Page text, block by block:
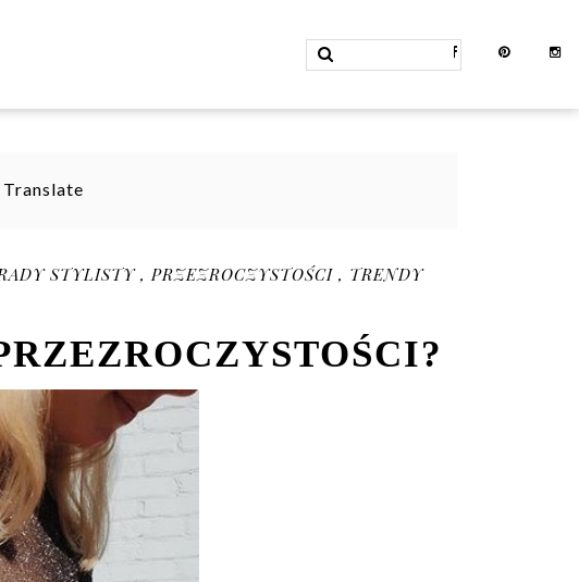
Translate
STYLISTY,PRZEZROCZYSTOŚCI , TRENDY